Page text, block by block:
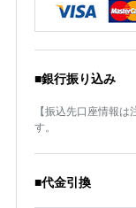
■銀行振り込み
【振込先口座情報
す。
■代金引換